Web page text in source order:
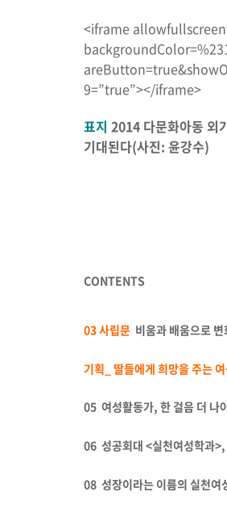
<iframe
9=”true”></iframe>
표지 2014 다문화아동 외
기대된다(사진: 윤강수)
CONTENTS
03사립문 비움과 배움으로
기획_ 딸들에게 희망을 주는
05 여성활동가, 한 걸음 더 나
06 성공회대 <실천여성학과
08 성장이라는 이름의 실천여